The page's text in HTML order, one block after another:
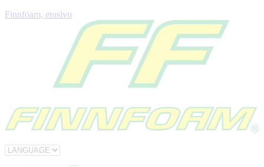
Finnfoam, etusivu